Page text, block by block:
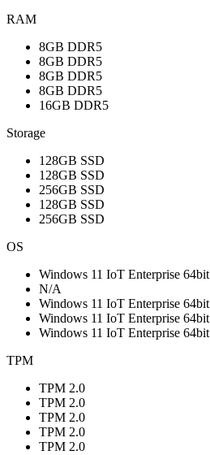
RAM
8GB DDR5
8GB DDR5
8GB DDR5
8GB DDR5
16GB DDR5
Storage
128GB SSD
128GB SSD
256GB SSD
128GB SSD
256GB SSD
OS
Windows 11 IoT Enterprise 64bit
N/A
Windows 11 IoT Enterprise 64bit
Windows 11 IoT Enterprise 64bit
Windows 11 IoT Enterprise 64bit
TPM
TPM 2.0
TPM 2.0
TPM 2.0
TPM 2.0
TPM 2.0